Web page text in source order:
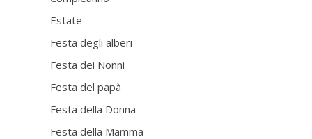
Estate
Festa degli alberi
Festa dei Nonni
Festa del papà
Festa della Donna
Festa della Mamma